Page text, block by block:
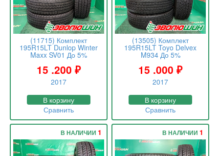
(11715) Комплект
195R15LT Dunlop Winter
Maxx SV01 До 5%
15 .200 ₽
2017
В корзину
Сравнить
(13505) Комплект
195R15LT Toyo Delvex
M934 До 5%
15 .000₽
2017
В корзину
Сравнить
В НАЛИЧИИ 1 В НАЛИЧИИ 1